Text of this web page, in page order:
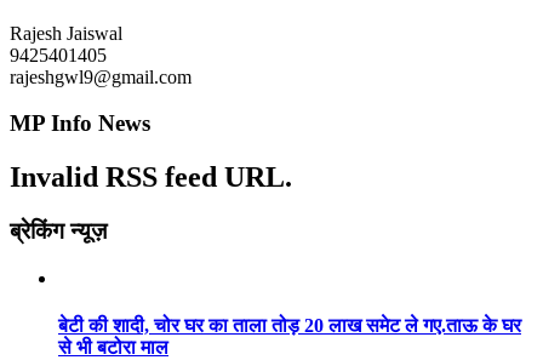
Rajesh Jaiswal
9425401405
rajeshgwl9@gmail.com
MP Info News
Invalid RSS feed URL.
ब्रेकिंग न्यूज़
बेटी की शादी, चोर घर का ताला तोड़ 20 लाख समेट ले गए.ताऊ के घर
से भी बटोरा माल